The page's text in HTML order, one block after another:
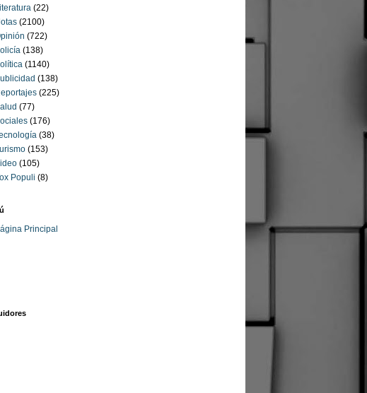
(22)
(2100)
(722)
(138)
(1140)
(138)
(225)
(77)
(176)
(38)
(153)
(105)
Populi (8)
Principal